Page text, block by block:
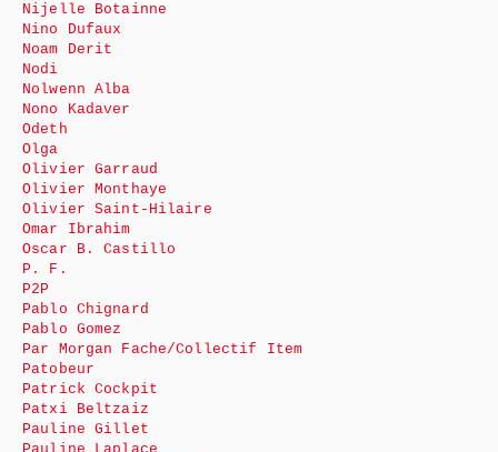
Nijelle Botainne
Nino Dufaux
Noam Derit
Nodi
Nolwenn Alba
Nono Kadaver
Odeth
Olga
Olivier Garraud
Olivier Monthaye
Olivier Saint-Hilaire
Omar Ibrahim
Oscar B. Castillo
P. F.
P2P
Pablo Chignard
Pablo Gomez
Par Morgan Fache/Collectif Item
Patobeur
Patrick Cockpit
Patxi Beltzaiz
Pauline Gillet